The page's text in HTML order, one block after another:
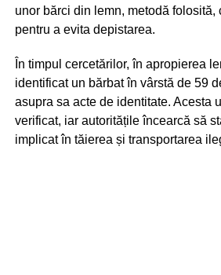
unor bărci din lemn, metodă folosită,
pentru a evita depistarea.
În timpul cercetărilor, în apropierea
identificat un bărbat în vârstă de 59
asupra sa acte de identitate. Acesta
verificat, iar autoritățile încearcă să
implicat în tăierea și transportarea